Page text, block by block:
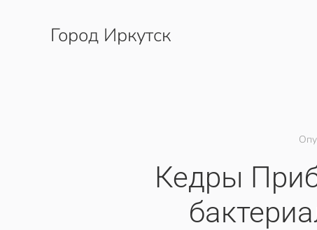
Перейти к содержимому
Город Иркутск
Кедры